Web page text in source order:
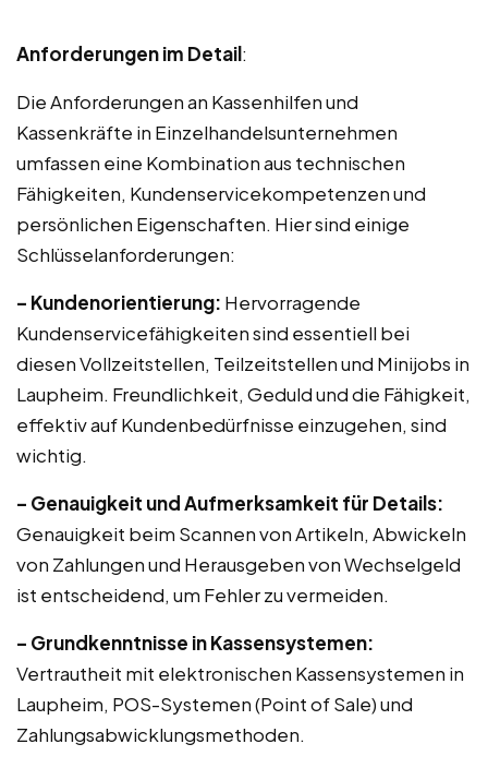
Anforderungen im Detail:
Die Anforderungen an Kassenhilfen und
Kassenkräfte in Einzelhandelsunternehmen
umfassen eine Kombination aus technischen
Fähigkeiten, Kundenservicekompetenzen und
persönlichen Eigenschaften. Hier sind einige
Schlüsselanforderungen:
– Kundenorientierung: Hervorragende
Kundenservicefähigkeiten sind essentiell bei
diesen Vollzeitstellen, Teilzeitstellen und Minijobs in
Laupheim. Freundlichkeit, Geduld und die Fähigkeit,
effektiv auf Kundenbedürfnisse einzugehen, sind
wichtig.
– Genauigkeit und Aufmerksamkeit für Details:
Genauigkeit beim Scannen von Artikeln, Abwickeln
von Zahlungen und Herausgeben von Wechselgeld
ist entscheidend, um Fehler zu vermeiden.
– Grundkenntnisse in Kassensystemen:
Vertrautheit mit elektronischen Kassensystemen in
Laupheim, POS-Systemen (Point of Sale) und
Zahlungsabwicklungsmethoden.